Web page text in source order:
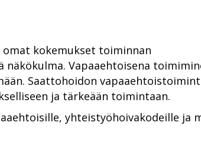
kokemukset toiminnan
Vapaaehtoisena
Saattohoidon
ja tärkeään toimintaan.
yhteistyöhoivakodeille ja